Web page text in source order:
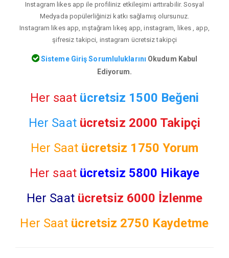
Instagram likes app ile profiliniz etkileşimi arttırabilir. Sosyal
Medyada popülerliğinizi katkı sağlamış olursunuz.
Instagram likes app, ınştağram lıkeş app, instagram, likes , app,
şifresiz takipci, instagram ücretsiz takipçi
Sisteme Giriş Sorumluluklarını Okudum Kabul
Ediyorum.
Her saat ücretsiz 1500 Beğeni
Her Saat ücretsiz 2000 Takipçi
Her Saat ücretsiz 1750 Yorum
Her saat ücretsiz 5800 Hikaye
Her Saat ücretsiz 6000 İzlenme
Her Saat ücretsiz 2750 Kaydetme